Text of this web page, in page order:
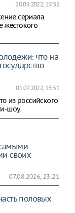
20.09.2022, 19:32
сериала
жестокого
что на
01.07.2022, 15:51
из российского
шоу.
своих
07.08.2026, 23:21
половых